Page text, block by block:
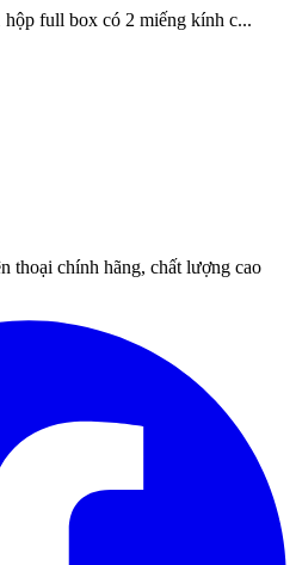
full box có 2 miếng kính c...
thoại chính hãng, chất lượng cao